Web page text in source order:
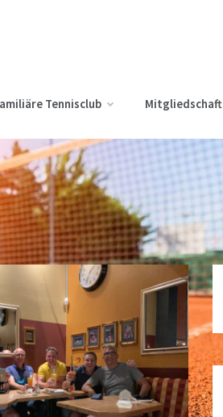
Tennisclub Mitgliedschaft